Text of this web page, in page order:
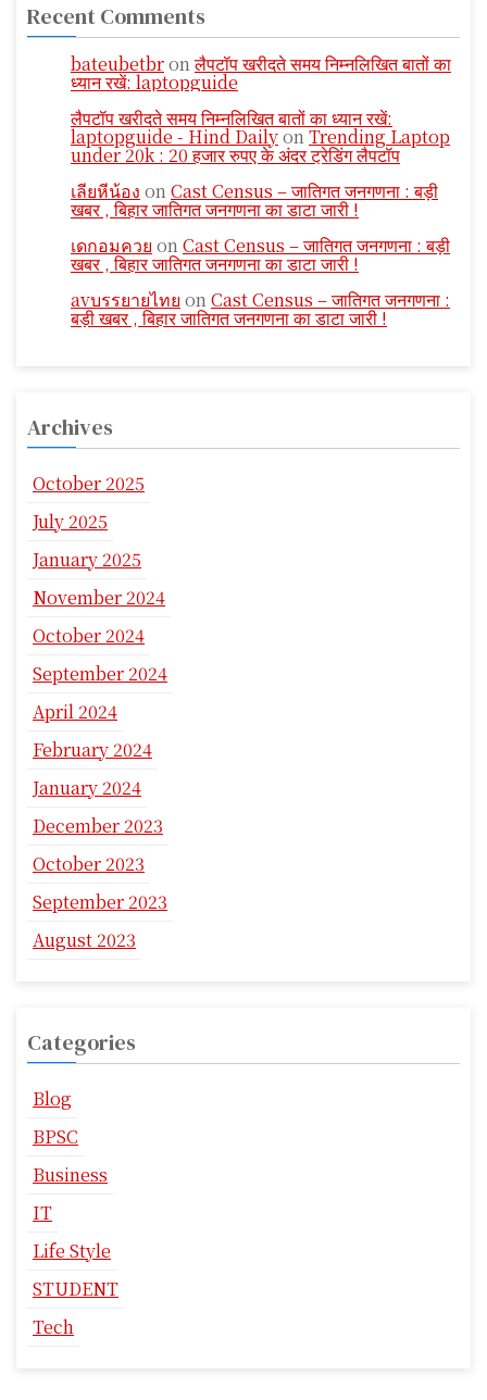
Recent Comments
bateubetbronलैपटॉप खरीदते समय निम्नलिखित बातों का
ध्यान रखें: laptopguide
लैपटॉप खरीदते समय निम्नलिखित बातों का ध्यान रखें:
laptopguide - Hind DailyonTrending Laptop
under 20k : 20 हजार रुपए के अंदर ट्रेडिंग लैपटॉप
เลียหีน้อง onCast Census – जातिगत जनगणना : बड़ी
खबर , बिहार जातिगत जनगणना का डाटा जारी !
เดกอมควย onCast Census – जातिगत जनगणना : बड़ी
खबर , बिहार जातिगत जनगणना का डाटा जारी !
avบรรยายไทย onCast Census – जातिगत जनगणना :
बड़ी खबर , बिहार जातिगत जनगणना का डाटा जारी !
Archives
October 2025
July 2025
January 2025
November 2024
October 2024
September 2024
April 2024
February 2024
January 2024
December 2023
October 2023
September 2023
August 2023
Categories
Blog
BPSC
Business
IT
Life Style
STUDENT
Tech